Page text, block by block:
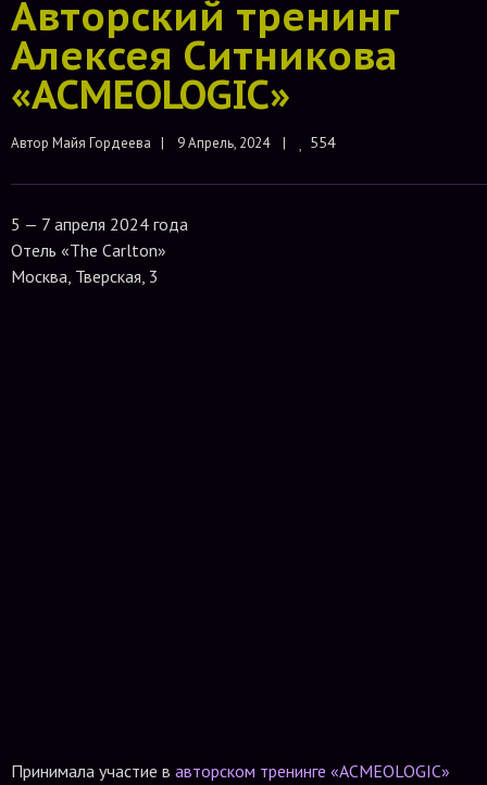
Авторский тренинг
Алексея Ситникова
«ACMEOLOGIC»
Автор Майя Гордеева |    9 Апрель, 2024    | 554
5 — 7 апреля 2024 года
Отель «The Carlton»
Москва, Тверская, 3
Принимала участие в авторском тренинге «ACMEOLOGIC»